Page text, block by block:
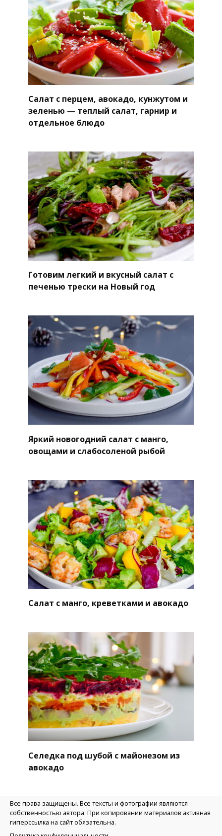
Салат с перцем, авокадо, кунжутом и
зеленью — теплый салат, гарнир и
отдельное блюдо
Готовим легкий и вкусный салат с
печенью трески на Новый год
Яркий новогодний салат с манго,
овощами и слабосоленой рыбой
Салат с манго, креветками и авокадо
Селедка под шубой с майонезом из
авокадо
Все права защищены. Все тексты и фотографии являются
собственностью автора. При копировании материалов активная
гиперссылка на сайт обязательна.